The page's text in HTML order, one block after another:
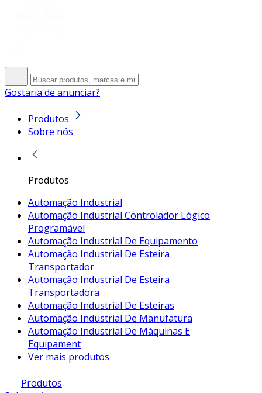
Gostaria de anunciar?
Produtos
Sobre nós
Produtos
Automação Industrial
Automação Industrial Controlador Lógico
Programável
Automação Industrial De Equipamento
Automação Industrial De Esteira
Transportador
Automação Industrial De Esteira
Transportadora
Automação Industrial De Esteiras
Automação Industrial De Manufatura
Automação Industrial De Máquinas E
Equipament
Ver mais produtos
Produtos